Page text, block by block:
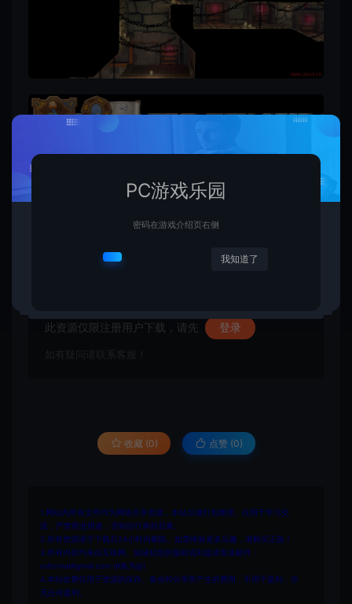
此资源仅限注册用户下载，请先 登录
如有疑问请联系客服！
收藏 (0) 点赞 (0)
1.网站内所有文件均为网络共享资源，本站仅做打包整理。仅用于学习交
流，严禁商业用途，否则自行承担后果。
2.所有资源请于下载后24小时内删除。如需体验更多乐趣，请购买正版！
3.所有内容均来自互联网。如侵犯您的版权或利益请发送邮件：
cvformat#gmail.com (#换为@)
4.本站收费仅用于资源的保存、备份和分享所产生的费用，不用于盈利，亦
无任何盈利。
PC游戏乐园
密码在游戏介绍页右侧
我知道了